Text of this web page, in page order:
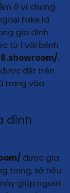
ở vì chưng
fake là
gia đình
từ 1 vài bệnh
,
đặt trên
trọng vào
đình
được gia
trọng, sở hữu
giúp người